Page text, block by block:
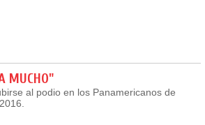
MUCHO"
al podio en los Panamericanos de